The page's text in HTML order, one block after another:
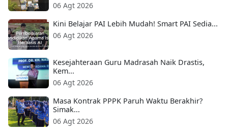
06 Agt 2026
Kini Belajar PAI Lebih Mudah! Smart PAI Sedia...
06 Agt 2026
Kesejahteraan Guru Madrasah Naik Drastis,
Kem...
06 Agt 2026
Masa Kontrak PPPK Paruh Waktu Berakhir?
Simak...
06 Agt 2026